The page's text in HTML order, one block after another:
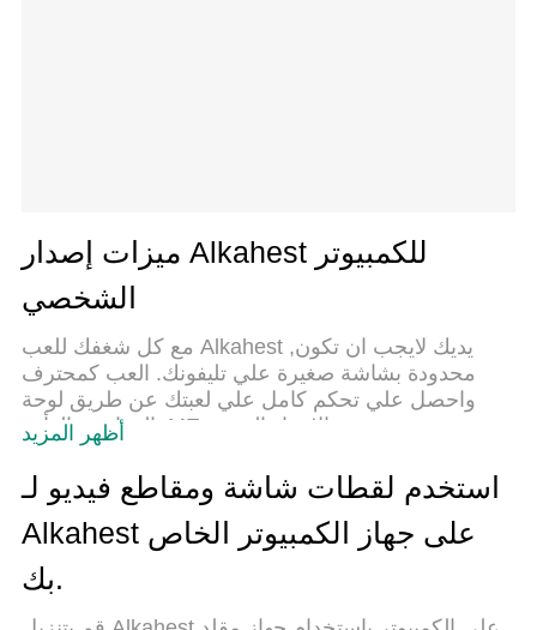
ميزات إصدار Alkahest للكمبيوتر
الشخصي
مع كل شغفك للعب Alkahest ,يديك لايجب ان تكون
محدودة بشاشة صغيرة علي تليفونك. العب كمحترف
واحصل علي تحكم كامل علي لعبتك عن طريق لوحة
المفاتيح والفأره. MEmuيقدم جميع الاشياء التي
تتوقعها.حمل والعب Alkahest علي جهاز الحاسوب
الخاص بك العب كماتريد ,لايوجد حدود علي البطارية
والباقة ولا يوجد اتصالات مزعجة النسخة الجديدة من
MEmu7 هو افضل وسيلة للعب Alkahest علي جهاز
الحاسب معد عن طريق خبراتنا , لوحة المفاتيح المعده
مسبقا تجعل Alkahest العبة لعبة كمبيوتر حقيقة تم
أظهر المزيد
استخدم لقطات شاشة ومقاطع فيديو لـ
Alkahest على جهاز الكمبيوتر الخاص
بك.